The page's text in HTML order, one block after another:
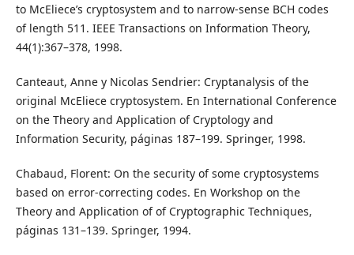
to McEliece’s cryptosystem and to narrow-sense BCH codes
of length 511. IEEE Transactions on Information Theory,
44(1):367–378, 1998.
Canteaut, Anne y Nicolas Sendrier: Cryptanalysis of the
original McEliece cryptosystem. En International Conference
on the Theory and Application of Cryptology and
Information Security, páginas 187–199. Springer, 1998.
Chabaud, Florent: On the security of some cryptosystems
based on error-correcting codes. En Workshop on the
Theory and Application of of Cryptographic Techniques,
páginas 131–139. Springer, 1994.